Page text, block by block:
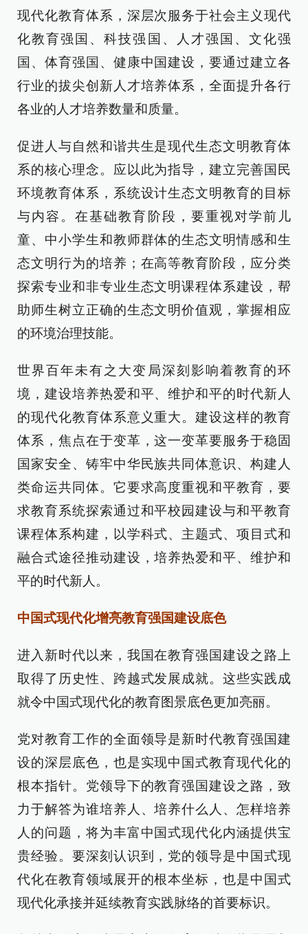
现代化教育体系，深层次服务于社会主义现代
化教育强国、科技强国、人才强国、文化强
国、体育强国、健康中国建设，要通过建立各
行业的拔尖创新人才培养体系，全面提升各行
各业的人才培养数量和质量。
促进人与自然和谐共生是现代生态文明教育体
系的核心理念。应以此为指导，建立完善国民
环境教育体系，系统设计生态文明教育的目标
与内容。在基础教育阶段，要重视对学前儿
童、中小学生和教师群体的生态文明情感和生
态文明行为的培养；在高等教育阶段，应分类
探索专业和非专业生态文明课程体系建设，帮
助师生树立正确的生态文明价值观，掌握相应
的环境治理技能。
世界百年未有之大变局深刻影响着教育的环
境，建设培养热爱和平、维护和平的时代新人
的现代化教育体系意义重大。建设这样的教育
体系，焦点在于变革，这一变革要服务于稳固
国家安全、铸牢中华民族共同体意识、构建人
类命运共同体。它要求高度重视和平教育，要
求教育系统探索通过和平校园建设与和平教育
课程体系构建，以学科式、主题式、项目式和
融合式途径推动建设，培养热爱和平、维护和
平的时代新人。
中国式现代化增亮教育强国建设底色
进入新时代以来，我国在教育强国建设之路上
取得了历史性、跨越式发展成就。这些实践成
就令中国式现代化的教育图景底色更加亮丽。
党对教育工作的全面领导是新时代教育强国建
设的深层底色，也是实现中国式教育现代化的
根本指针。党领导下的教育强国建设之路，致
力于解答为谁培养人、培养什么人、怎样培养
人的问题，将为丰富中国式现代化内涵提供宝
贵经验。要深刻认识到，党的领导是中国式现
代化在教育领域展开的根本坐标，也是中国式
现代化承接并延续教育实践脉络的首要标识。